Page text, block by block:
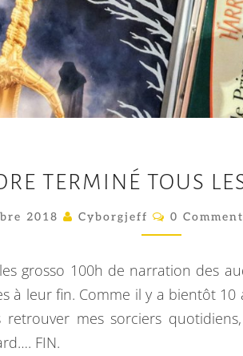
’
A
I
N
TERMINÉ TOUS
2018 Cyborgjeff
C
M
E
N
T
A
I
0
grosso 100h de narration des
à leur fin. Comme il y a bientôt
retrouver mes sorciers
FIN.